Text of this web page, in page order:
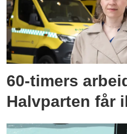
60-timers
Halvparten får